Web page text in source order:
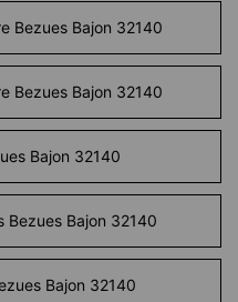
Bezues Bajon 32140
Bezues Bajon 32140
Bajon 32140
Bezues Bajon 32140
Bajon 32140